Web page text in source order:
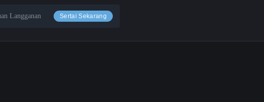
Langganan Sertai Sekarang